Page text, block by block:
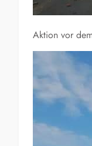
Aktion vor